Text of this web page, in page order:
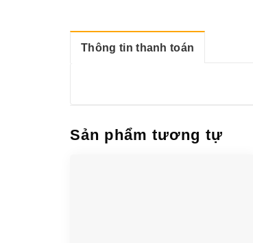
Thông tin thanh toán
Sản phẩm tương tự